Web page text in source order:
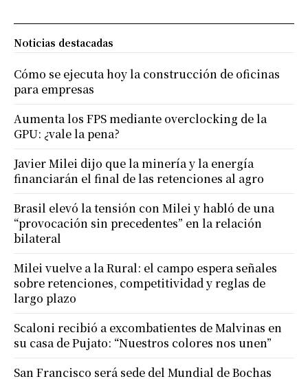
Noticias destacadas
Cómo se ejecuta hoy la construcción de oficinas
para empresas
Aumenta los FPS mediante overclocking de la
GPU: ¿vale la pena?
Javier Milei dijo que la minería y la energía
financiarán el final de las retenciones al agro
Brasil elevó la tensión con Milei y habló de una
“provocación sin precedentes” en la relación
bilateral
Milei vuelve a la Rural: el campo espera señales
sobre retenciones, competitividad y reglas de
largo plazo
Scaloni recibió a excombatientes de Malvinas en
su casa de Pujato: “Nuestros colores nos unen”
San Francisco será sede del Mundial de Bochas